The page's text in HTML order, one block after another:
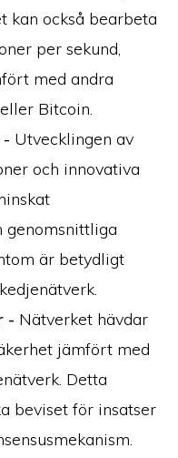
kan också bearbeta
per sekund,
med andra
Bitcoin.
Utvecklingen av
och innovativa
genomsnittliga
är betydligt
- Nätverket hävdar
jämfört med
Detta
beviset för insatser